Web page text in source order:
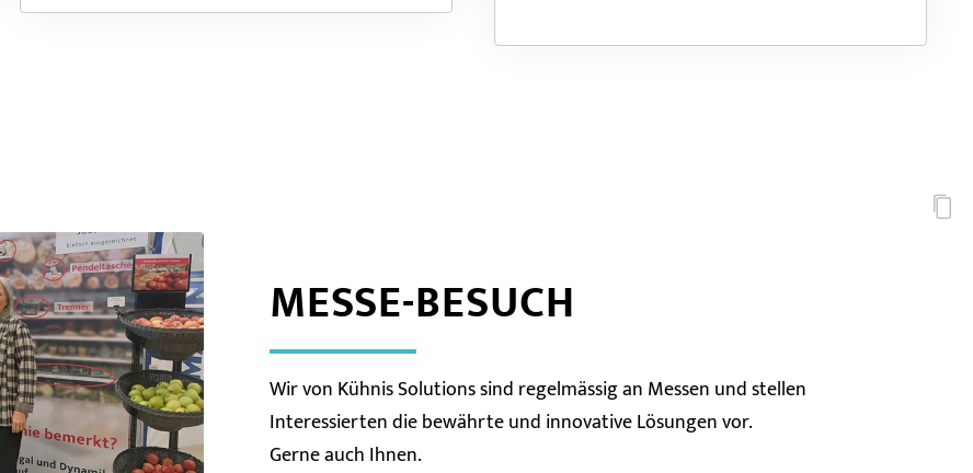
MESSE-BESUCH
Wir von Kühnis Solutions sind regelmässig an Messen und stellen
Interessierten die bewährte und innovative Lösungen vor.
Gerne auch Ihnen.